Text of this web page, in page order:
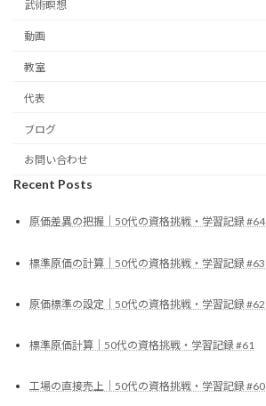
武術瞑想
動画
教室
代表
ブログ
お問い合わせ
Recent Posts
原価差異の把握｜50代の資格挑戦・学習記録 #64
標準原価の計算｜50代の資格挑戦・学習記録 #63
原価標準の設定｜50代の資格挑戦・学習記録 #62
標準原価計算｜50代の資格挑戦・学習記録 #61
工場の直接売上｜50代の資格挑戦・学習記録 #60